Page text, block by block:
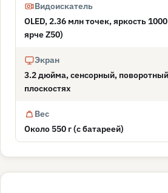
Видоискатель
OLED, 2.36 млн точек, яркость
ярче Z50)
Экран
3.2 дюйма, сенсорный,
плоскостях
Вес
Около 550 г (с батареей)